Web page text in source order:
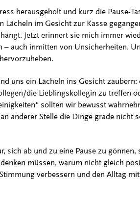
herausgeholt und kurz die Pause-
im Gesicht zur Kasse
Jetzt erinnert sie mich immer
– auch inmitten von Unsicherheiten.
uns ein Lächeln ins Gesicht zaubern:
die Lieblingskollegin zu treffen
sollten wir bewusst
anderer Stelle die Dinge grade nicht
sich ab und zu eine Pause zu gönnen,
müssen, warum nicht gleich
verbessern und den Alltag